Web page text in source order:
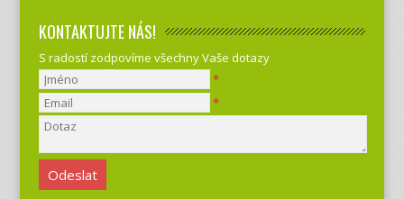
KONTAKTUJTE NÁS!
S radostí zodpovíme všechny Vaše dotazy
*
*